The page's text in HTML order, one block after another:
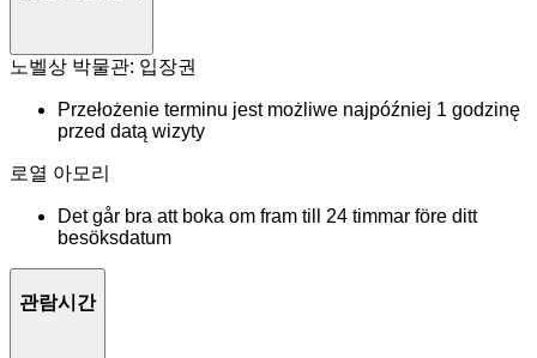
노벨상 박물관: 입장권
Przełożenie terminu jest możliwe najpóźniej 1 godzinę
przed datą wizyty
로열 아모리
Det går bra att boka om fram till 24 timmar före ditt
besöksdatum
관람시간